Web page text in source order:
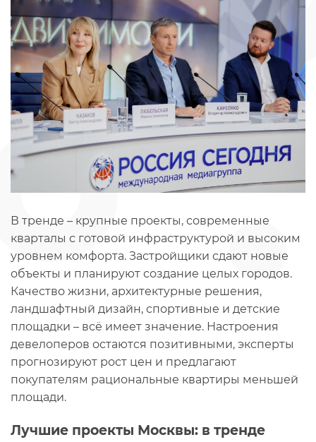
В тренде – крупные проекты, современные
кварталы с готовой инфраструктурой и высоким
уровнем комфорта. Застройщики сдают новые
объекты и планируют создание целых городов.
Качество жизни, архитектурные решения,
ландшафтный дизайн, спортивные и детские
площадки – всё имеет значение. Настроения
девелоперов остаются позитивными, эксперты
прогнозируют рост цен и предлагают
покупателям рациональные квартиры меньшей
площади.
Лучшие проекты Москвы: в тренде